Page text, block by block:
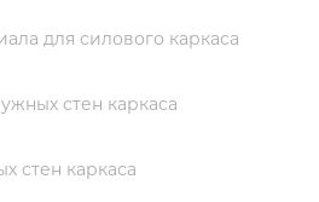
для силового каркаса
стен каркаса
стен каркаса